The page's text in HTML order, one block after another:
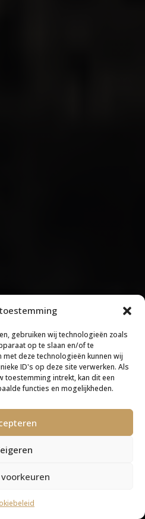
gebruiken wij technologieën zoals
op te slaan en/of te
deze technologieën kunnen wij
ID's op deze site verwerken. Als
toestemming intrekt, kan dit een
functies en mogelijkheden.